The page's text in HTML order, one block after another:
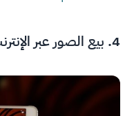
4. بيع الصور عبر الإنترنت